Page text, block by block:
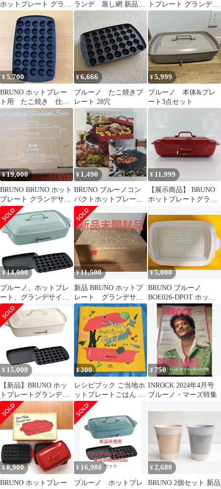
ホットプレート グラン
デサイズ ディープポッ
ト付き
ランデ 蒸し網 新品未
使用
トプレート グランデサ
イズ用蒸し網
¥5,700
BRUNO ホットプレー
ト用 たこ焼き 仕切
り鍋 グランデサイズ
¥6,666
ブルーノ たこ焼きプ
レート 28穴
¥5,999
ブルーノ 本体&プレ
ート3点セット
¥19,000
BRUNO BRUNO ホット
プレート グランデサイ
ズ BOE026-BGY
¥ 1,490
BRUNO ブルーノコン
パクトホットプレート
グランデ オーバル レ
シピ本３冊
¥ 11,999
【展示商品】 BRUNO
ホットプレートグラン
ッド】 BOE026-RD
¥14,000
ブルーノ、ホットプレ
ート、グランデサイ
ズ、ブルーグレー
¥11,500
新品 BRUNO ホットプ
レート グランデサイ
ズ レッド
¥5,000
BRUNO ブルーノ
BOE026-DPOT ホット
プレートグランデサイ
ズ 料理 パーティー メ
ンズ レディース 笑声出
品商品
¥ 15,000
【新品】BRUNO ホッ
トプレートグランデサ
イズ BOE026-WH ホワ
イト
¥300
レシピブック ご当地ホ
ットプレートごはん ブ
ルーノ BRUNO レシピ
本 料理本
¥ 750
INROCK 2024年4月号
ブルーノ・マーズ特集
¥8,900
BRUNO ホットプレー
¥ 16,980
ブルーノ ホットプレ
¥ 2,680
BRUNO 2個セット 新品